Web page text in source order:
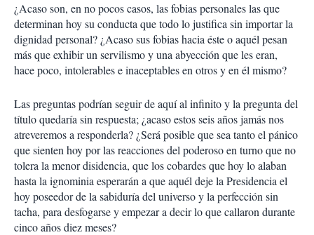
¿Acaso son, en no pocos casos, las fobias personales las que
determinan hoy su conducta que todo lo justifica sin importar la
dignidad personal? ¿Acaso sus fobias hacia éste o aquél pesan
más que exhibir un servilismo y una abyección que les eran,
hace poco, intolerables e inaceptables en otros y en él mismo?
Las preguntas podrían seguir de aquí al infinito y la pregunta del
título quedaría sin respuesta; ¿acaso estos seis años jamás nos
atreveremos a responderla? ¿Será posible que sea tanto el pánico
que sienten hoy por las reacciones del poderoso en turno que no
tolera la menor disidencia, que los cobardes que hoy lo alaban
hasta la ignominia esperarán a que aquél deje la Presidencia el
hoy poseedor de la sabiduría del universo y la perfección sin
tacha, para desfogarse y empezar a decir lo que callaron durante
cinco años diez meses?